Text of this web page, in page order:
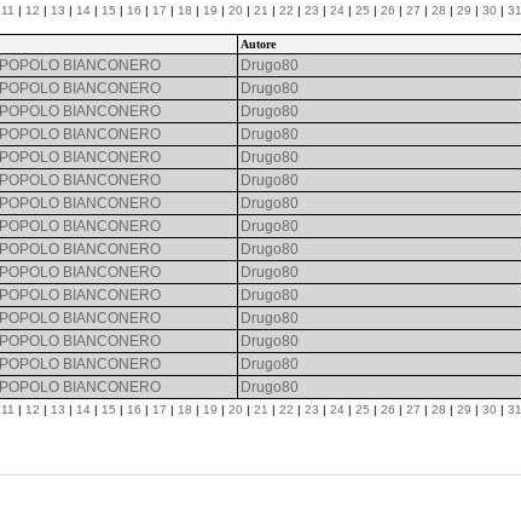
11 | 12 | 13 | 14 | 15 | 16 | 17 | 18 | 19 | 20 | 21 | 22 | 23 | 24 | 25 | 26 | 27 | 28 | 29 | 30 | 31
Autore
BIANCONERO Drugo80
BIANCONERO Drugo80
BIANCONERO Drugo80
BIANCONERO Drugo80
BIANCONERO Drugo80
BIANCONERO Drugo80
BIANCONERO Drugo80
BIANCONERO Drugo80
BIANCONERO Drugo80
BIANCONERO Drugo80
BIANCONERO Drugo80
BIANCONERO Drugo80
BIANCONERO Drugo80
BIANCONERO Drugo80
BIANCONERO Drugo80
11 | 12 | 13 | 14 | 15 | 16 | 17 | 18 | 19 | 20 | 21 | 22 | 23 | 24 | 25 | 26 | 27 | 28 | 29 | 30 | 31